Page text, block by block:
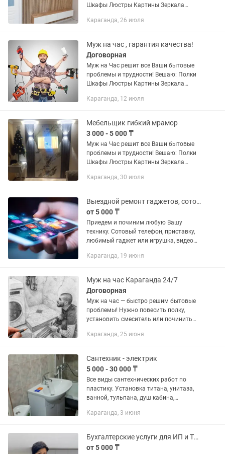
Шкафы Люстры Картины Зеркала
Кронштейны Турники и все что вы еще
по...
Караганда, 26 июля
Муж на час , гарантия качества!
Договорная
Муж на Час решит все Ваши бытовые
проблемы и трудности! Вешаю: Полки
Шкафы Люстры Картины Зеркала
Кронштейны Турники и все что вы еще
Караганда, 12 июля
Мебельщик гибкий мрамор
3 000 - 5 000 ₸
Муж на Час решит все Ваши бытовые
проблемы и трудности! Вешаю: Полки
Шкафы Люстры Картины Зеркала
Кронштейны Турники и все что вы еще
по...
Караганда, 30 июля
Выездной ремонт гаджетов, сотовых телефонов, замена защитных стёкл.
от 5 000 ₸
Приедем и починим любую Вашу
технику. Сотовый телефон, приставку,
любимый гаджет или игрушка, видео
устанавливаем и настраиваем
на рабочень...
Караганда, 19 июня
Муж на час Караганда 24/7
Договорная
Муж на час — быстро решим бытовые
проблемы! Нужно повесить полку,
установить смеситель или починить
мастеров — приеду и сделаю все за
Караганда, 25 июня
Сантехник - электрик
5 000 - 30 000 ₸
Все виды сантехнических работ по
пластику. Установка титана, унитаза,
ванной, тульпана, душ кабина,
машин, замена смесителя и многое
Караганда, 3 июня
Бухгалтерские услуги для ИП и ТОО
от 5 000 ₸